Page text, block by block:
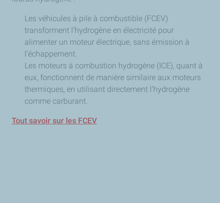
Les véhicules à pile à combustible (FCEV)
transforment l’hydrogène en électricité pour
alimenter un moteur électrique, sans émission à
l’échappement.
Les moteurs à combustion hydrogène (ICE), quant à
eux, fonctionnent de manière similaire aux moteurs
thermiques, en utilisant directement l’hydrogène
comme carburant.
Tout savoir sur les FCEV